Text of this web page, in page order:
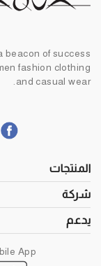
beacon of success
fashion clothing
and casual wear.
المنتجات
شركة
يدعم
App